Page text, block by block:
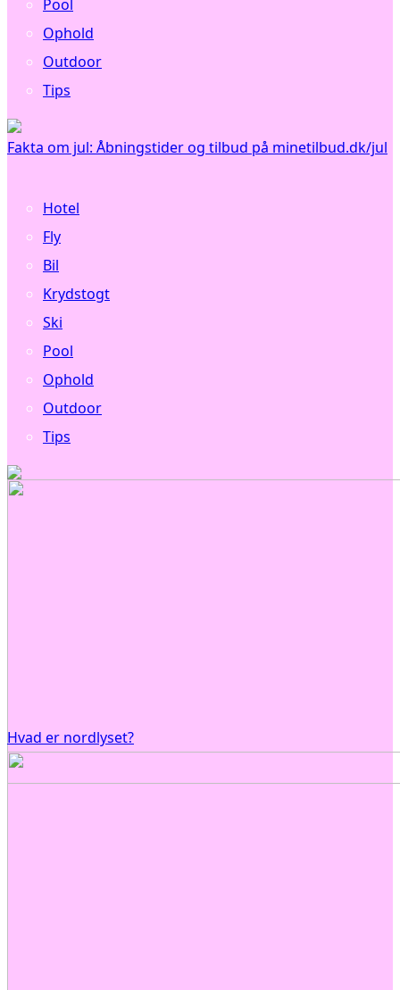
Pool
Ophold
Outdoor
Tips
Fakta om jul: Åbningstider og tilbud på minetilbud.dk/jul
Hotel
Fly
Bil
Krydstogt
Ski
Pool
Ophold
Outdoor
Tips
Hvad er nordlyset?